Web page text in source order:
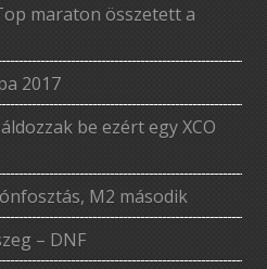
maraton összetett a
2017
be ezért egy XCO
M2 második
– DNF